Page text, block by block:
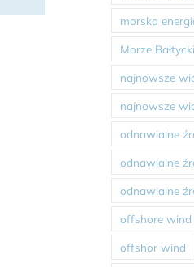
morska
Morze
najnowsze
najnowsze
odnawialne
odnawialne
odnawialne
offshore wind
offshor wind